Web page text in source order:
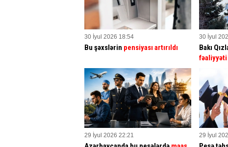
30 İyul 2026 18:54
Bu şəxslərin pensiyası artırıldı
30 İyul
Bakı
fəaliyyəti
29 İyul 2026 22:21 29 İyul